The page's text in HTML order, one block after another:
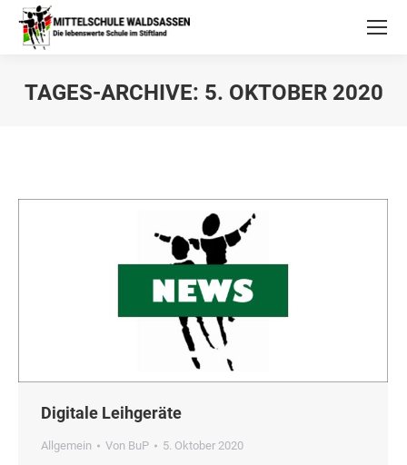
TAGES-ARCHIVE: 5. OKTOBER 2020
Digitale Leihgeräte
Allgemein Von BuP 5. Oktober 2020